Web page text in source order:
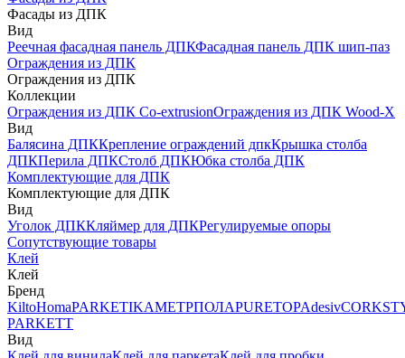
Фасады из ДПК
Вид
Реечная фасадная панель ДПКФасадная панель ДПК шип-паз
Ограждения из ДПК
Ограждения из ДПК
Коллекции
Ограждения из ДПК Co-extrusionОграждения из ДПК Wood-X
Вид
Балясина ДПККрепление ограждений дпкКрышка столба
ДПКПерила ДПКСтолб ДПКЮбка столба ДПК
Комплектующие для ДПК
Комплектующие для ДПК
Вид
Уголок ДПККляймер для ДПКРегулируемые опоры
Сопутствующие товары
Клей
Клей
Бренд
KiltoHomaPARKETIKAМЕТРПОЛАPURETOPAdesiv
PARKETT
Вид